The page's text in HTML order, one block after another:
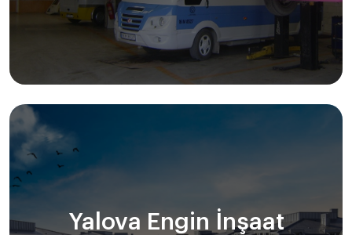
Yalova Engin İnşaat